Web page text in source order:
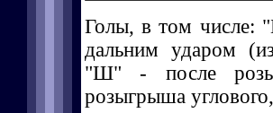
Голы, в том числе:
дальним ударом
"Ш" - после
розыгрыша